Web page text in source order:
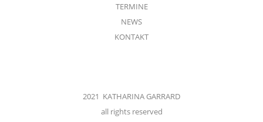
TERMINE
NEWS
KONTAKT
2021 KATHARINA GARRARD
all rights reserved